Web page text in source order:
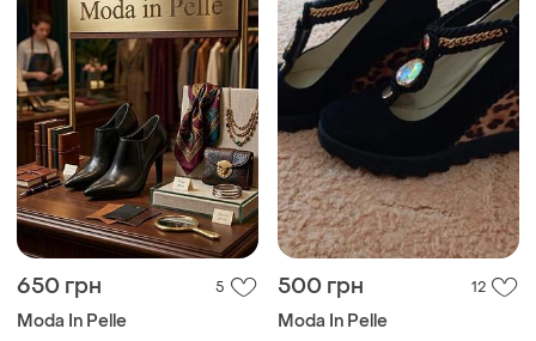
650 грн 5
Moda In Pelle
500 грн 12
Moda In Pelle